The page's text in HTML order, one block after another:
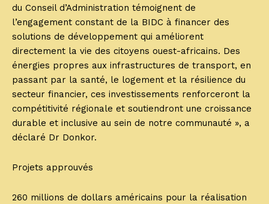
du Conseil d’Administration témoignent de
l’engagement constant de la BIDC à financer des
solutions de développement qui améliorent
directement la vie des citoyens ouest-africains. Des
énergies propres aux infrastructures de transport, en
passant par la santé, le logement et la résilience du
secteur financier, ces investissements renforceront la
compétitivité régionale et soutiendront une croissance
durable et inclusive au sein de notre communauté », a
déclaré Dr Donkor.
Projets approuvés
260 millions de dollars américains pour la réalisation